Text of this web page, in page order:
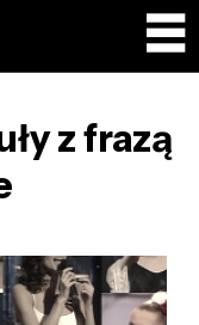
z frazą